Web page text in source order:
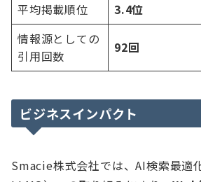
平均掲載順位
3.4位
情報源としての
引用回数
92回
ビジネスインパクト
Smacie株式会社では、AI検索最適